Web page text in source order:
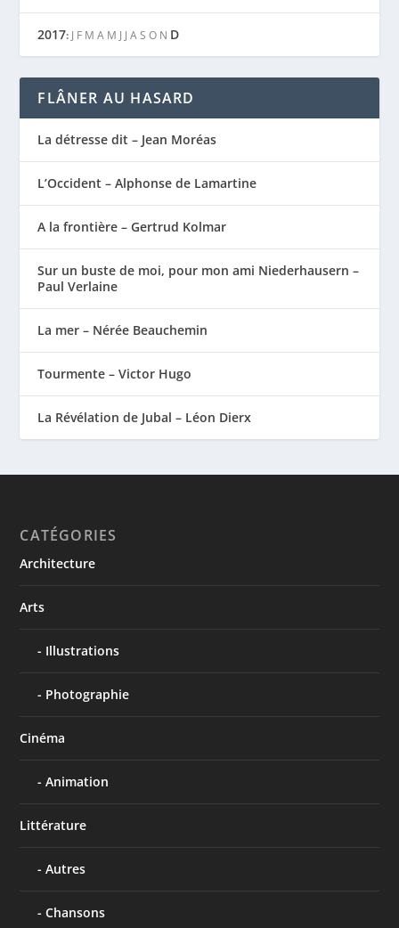
2017: J F M A M J J A S O N D
FLÂNER AU HASARD
La détresse dit – Jean Moréas
L’Occident – Alphonse de Lamartine
A la frontière – Gertrud Kolmar
Sur un buste de moi, pour mon ami Niederhausern –
Paul Verlaine
La mer – Nérée Beauchemin
Tourmente – Victor Hugo
La Révélation de Jubal – Léon Dierx
CATÉGORIES
Architecture
Arts
Illustrations
Photographie
Cinéma
Animation
Littérature
Autres
Chansons